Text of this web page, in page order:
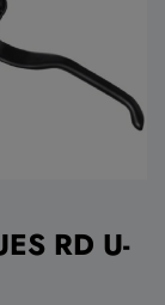
RD U-